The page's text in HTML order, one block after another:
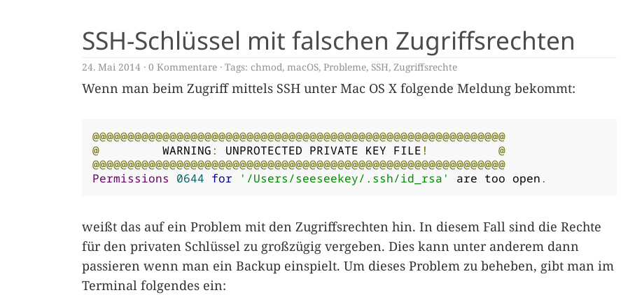
SSH-Schlüssel mit falschen Zugriffsrechten
24. Mai 2014 0 Kommentare Tags: chmod, macOS, Probleme, SSH, Zugriffsrechte
Wenn man beim Zugriff mittels SSH unter Mac OS X folgende Meldung bekommt:
@@@@@@@@@@@@@@@@@@@@@@@@@@@@@@@@@@@@@@@@@@@@@@@@@@@@@@@@@@@
@
         WARNING
: UNPROTECTED PRIVATE KEY FILE!
@
@@@@@@@@@@@@@@@@@@@@@@@@@@@@@@@@@@@@@@@@@@@@@@@@@@@@@@@@@@@
Permissions 0644 for '/Users/seeseekey/.ssh/id_rsa' are too open.
weißt das auf ein Problem mit den Zugriffsrechten hin. In diesem Fall sind die Rechte
für den privaten Schlüssel zu großzügig vergeben. Dies kann unter anderem dann
passieren wenn man ein Backup einspielt. Um dieses Problem zu beheben, gibt man im
Terminal folgendes ein: